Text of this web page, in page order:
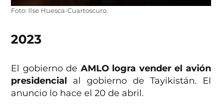
Foto: Ilse Huesca-Cuartoscuro.
2023
El gobierno de AMLO logra vender el avión
presidencial al gobierno de Tayikistán. El
anuncio lo hace el 20 de abril.